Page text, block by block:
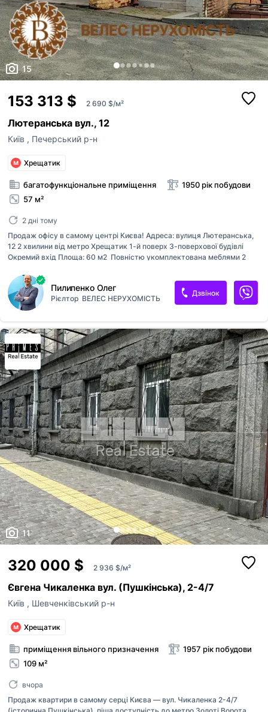
15
153 313 $ 2 690 $/м²
Лютеранська вул., 12
Київ , Печерський р-н
Хрещатик
багатофункціональне приміщення
57 м²
1950 рік побудови
2 дні тому
Продаж офісу в самому центрі Києва! Адреса: вулиця Лютеранська,
12 2 хвилини від метро Хрещатик 1-й поверх 3-поверхової будівлі
Окремий вхід Площа: 60 м2 ️ Повністю укомплектована меблями 2
фонд - мінімальні комунальні платежі Свій паркінг Тихий закритий
двір - ідеальне місце для бізнесу! Телефонуйте, щоб дізнатися більше
і домовитися про перегляд!
Пилипенко Олег
Рієлтор ВЕЛЕС НЕРУХОМІСТЬ
Дзвінок
11
320 000 $ 2 936 $/м²
Євгена Чикаленка вул. (Пушкінська), 2-4/7
Київ , Шевченківський р-н
Хрещатик
приміщення вільного призначення
109 м²
1957 рік побудови
вчора
Продаж квартири в самому серці Києва — вул. Чикаленка 2-4/7
Поскаржитись
+38
повідомлення
Додати оголошення
Якщо на вашій сторінці АН залишились
ви хочете опублікувати, будь ласка,